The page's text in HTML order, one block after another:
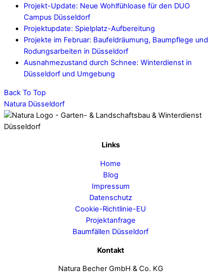
Projekt-Update: Neue Wohlfühloase für den DUO
Campus Düsseldorf
Projektupdate: Spielplatz-Aufbereitung
Projekte im Februar: Baufeldräumung, Baumpflege und
Rodungsarbeiten in Düsseldorf
Ausnahmezustand durch Schnee: Winterdienst in
Düsseldorf und Umgebung
Back To Top
Natura Düsseldorf
Links
Home
Blog
Impressum
Datenschutz
Cookie-Richtlinie-EU
Projektanfrage
Baumfällen Düsseldorf
Kontakt
Natura Becher GmbH & Co. KG